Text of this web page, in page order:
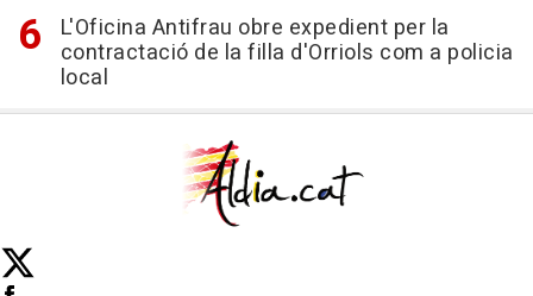
L'Oficina Antifrau obre expedient per la
contractació de la filla d'Orriols com a policia
local